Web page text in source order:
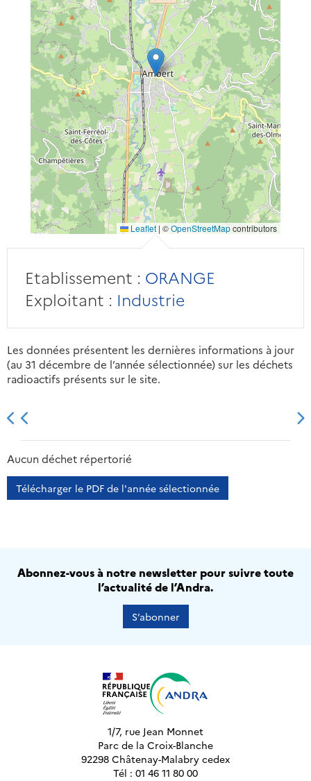
Leaflet | ©OpenStreetMapcontributors
Etablissement : ORANGE
Exploitant : Industrie
Les données présentent les dernières informations à jour
(au 31 décembre de l’année sélectionnée) sur les déchets
radioactifs présents sur le site.
2013 2014
Aucun déchet répertorié
Télécharger le PDF de l'année sélectionnée
Abonnez-vous à notre newsletter pour suivre toute
l’actualité de l’Andra.
S’abonner
1/7, rue Jean Monnet
Parc de la Croix-Blanche
92298 Châtenay-Malabry cedex
Tél : 01 46 11 80 00